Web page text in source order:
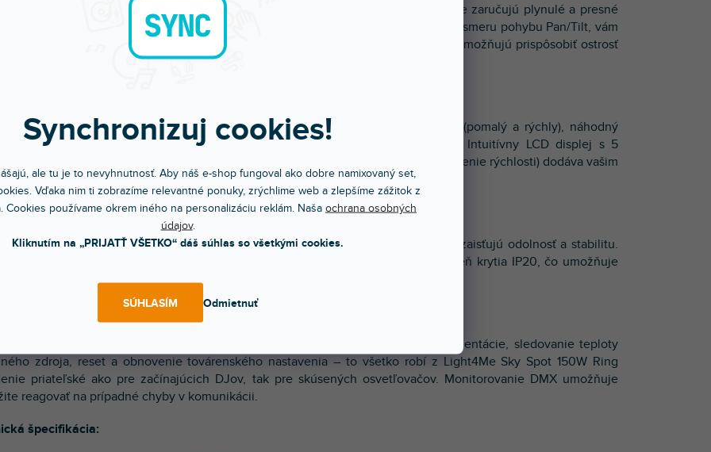
Synchronizuj cookies!
ale tu je to nevyhnutnosť. Aby náš e-shop fungoval ako dobre namixovaný set,
Vďaka nim ti zobrazíme relevantné ponuky, zrýchlime web a zlepšíme zážitok z
Cookies používame okrem iného na personalizáciu reklám. Naša ochrana osobných
údajov.
Kliknutím na „PRIJATŤ VŠETKO“ dáš súhlas so všetkými cookies.
Odmietnuť
SÚHLASÍM
pohybu Pan 540° a Tilt 200° s nastaviteľnou rýchlosťou a funkciou Pan/Tilt Fine zaručujú plynulé a presné
Ďalšie možnosti, ako je automatická repozícia, výmena kanálov alebo obrátenie smeru pohybu Pan/Tilt, vám
plnú flexibilitu pri programovaní. Elektronické zaostrenie a lineárny stmievač umožňujú prispôsobiť ostrosť
máte ovládanie pomocou protokolu DMX (17 kanálov), automatický režim (pomalý a rýchly), náhodný
(random), master/slave a zvukový režim s nastaviteľnou citlivosťou mikrofónu. Intuitívny LCD displej s 5
uľahčuje konfiguráciu a ring efekt s dynamickými makrami (zmena farby, nastavenie rýchlosti) dodáva vašim
charakter.
konštrukcia a bezpečnosť práce
vyrobené z polyamidu a montážna konzola omega z práškovo lakovaného železa zaisťujú odolnosť a stabilitu.
má 2 pohodlné transportné rukoväte, aktívne chladenie ventilátorom a stupeň krytia IP20, čo umožňuje
použitie v pódiových podmienkach.
funkcie pre profesionálov
jasu displeja (20–100 %), kontrola podsvietenia displeja a otočenie jeho orientácie, sledovanie teploty
zdroja, reset a obnovenie továrenského nastavenia – to všetko robí z Light4Me Sky Spot 150W Ring
priateľské ako pre začínajúcich DJov, tak pre skúsených osvetľovačov. Monitorovanie DMX umožňuje
reagovať na prípadné chyby v komunikácii.
špecifikácia: